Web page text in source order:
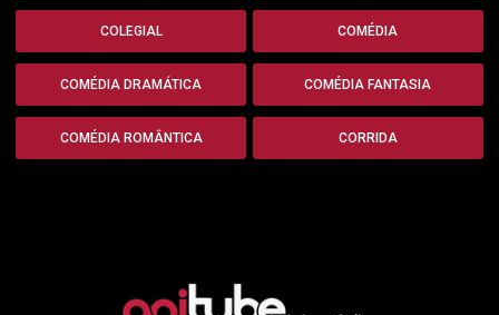
COLEGIAL COMÉDIA
COMÉDIA DRAMÁTICA COMÉDIA FANTASIA
COMÉDIA ROMÂNTICA CORRIDA